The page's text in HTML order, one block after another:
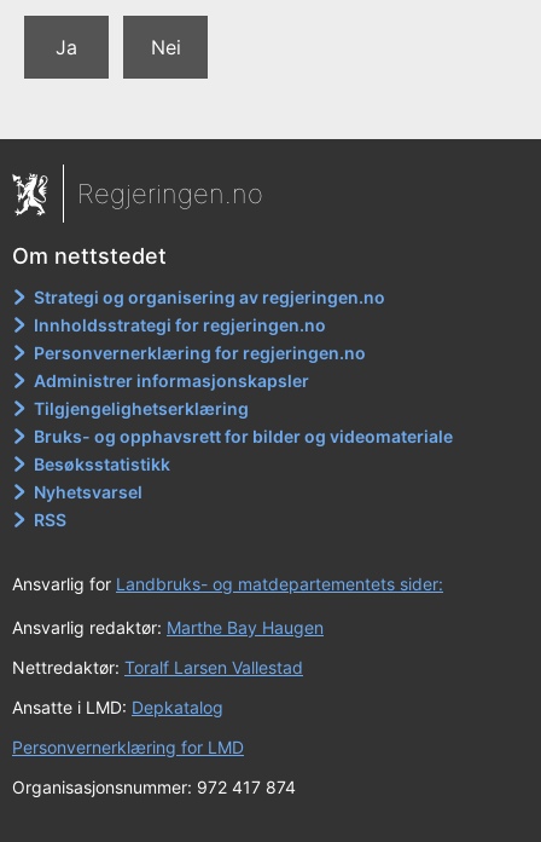
Ja Nei
Regjeringen.no
Om nettstedet
Strategi og organisering av regjeringen.no
Innholdsstrategi for regjeringen.no
Personvernerklæring for regjeringen.no
Administrer informasjonskapsler
Tilgjengelighetserklæring
Bruks- og opphavsrett for bilder og videomateriale
Besøksstatistikk
Nyhetsvarsel
RSS
Ansvarlig for Landbruks- og matdepartementets sider:
Ansvarlig redaktør: Marthe Bay Haugen
Nettredaktør: Toralf Larsen Vallestad
Ansatte i LMD: Depkatalog
Personvernerklæring for LMD
Organisasjonsnummer: 972 417 874